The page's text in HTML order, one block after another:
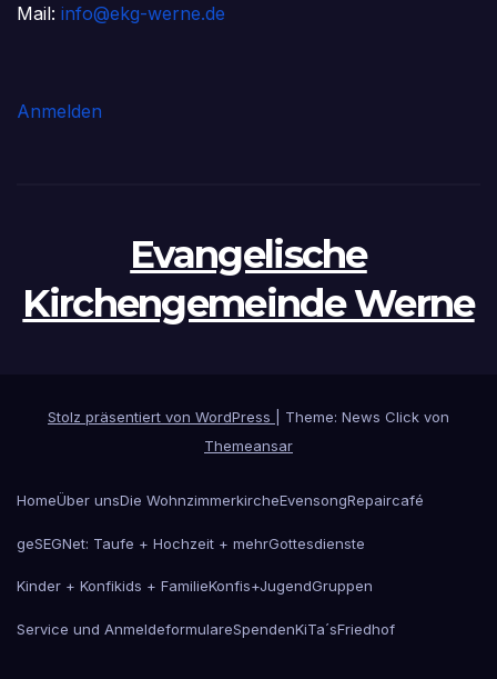
Mail: info@ekg-werne.de
Anmelden
Evangelische
Kirchengemeinde Werne
Stolz präsentiert von WordPress
Theme: News Click von
Themeansar
HomeÜber unsDie WohnzimmerkircheEvensongRepaircafé
geSEGNet: Taufe + Hochzeit + mehrGottesdienste
Kinder + Konfikids + FamilieKonfis+JugendGruppen
Service und AnmeldeformulareSpendenKiTa´sFriedhof